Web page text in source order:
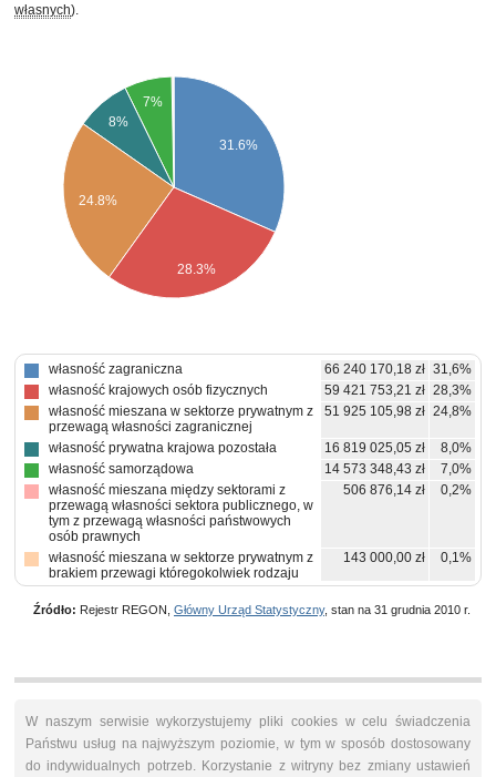
własnych).
31.6%
7%
8%
24.8%
28.3%
własność zagraniczna 66 240 170,18 zł 31,6%
własność krajowych osób fizycznych
59 421 753,21 zł 28,3%
własność mieszana w sektorze prywatnym z
przewagą własności zagranicznej
51 925 105,98 zł 24,8%
własność prywatna krajowa pozostała 16 819 025,05 zł
8,0%
własność samorządowa
14 573 348,43 zł
7,0%
własność mieszana między sektorami z
przewagą własności sektora publicznego, w
tym z przewagą własności państwowych
osób prawnych
506 876,14 zł 0,2%
własność mieszana w sektorze prywatnym z
brakiem przewagi któregokolwiek rodzaju
własności prywatnej
143 000,00 zł 0,1%
Źródło: Rejestr REGON, Główny Urząd Statystyczny, stan na 31 grudnia 2010 r.
W naszym serwisie wykorzystujemy pliki cookies w celu świadczenia
Państwu usług na najwyższym poziomie, w tym w sposób dostosowany
do indywidualnych potrzeb. Korzystanie z witryny bez zmiany ustawień